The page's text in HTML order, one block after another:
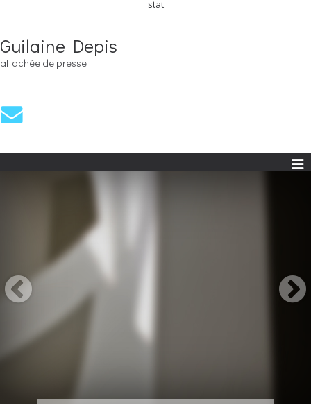
stat
Guilaine Depis
attachée de presse